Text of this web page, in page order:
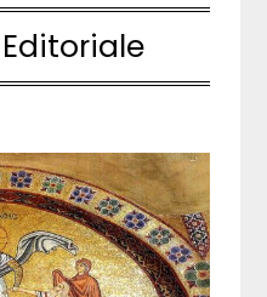
Editoriale